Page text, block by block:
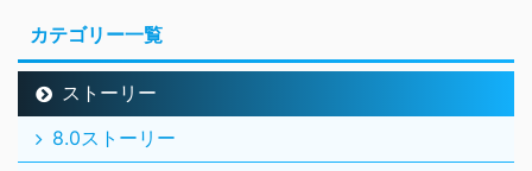
カテゴリー一覧
ストーリー
8.0ストーリー